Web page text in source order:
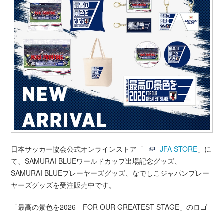
日本サッカー協会公式オンラインストア「 JFA STORE 」に
て、SAMURAI BLUEワールドカップ出場記念グッズ、
SAMURAI BLUEプレーヤーズグッズ、なでしこジャパンプレー
ヤーズグッズを受注販売中です。
「最高の景色を2026 FOR OUR GREATEST STAGE」のロゴ